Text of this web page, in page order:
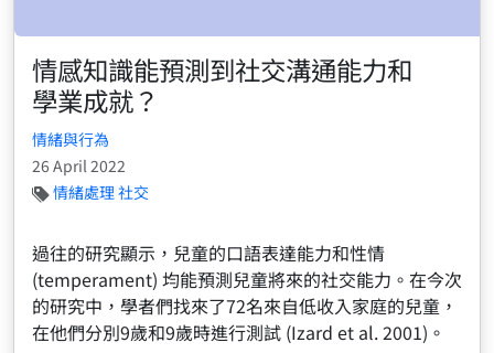
情感知識能預測到社交溝通能力和
學業成就？
情緒與行為
26 April 2022
情緒處理社交
過往的研究顯示，兒童的口語表達能力和性情
(temperament) 均能預測兒童將來的社交能力。在今次
的研究中，學者們找來了72名來自低收入家庭的兒童，
在他們分別9歲和9歲時進行測試 (Izard et al. 2001)。